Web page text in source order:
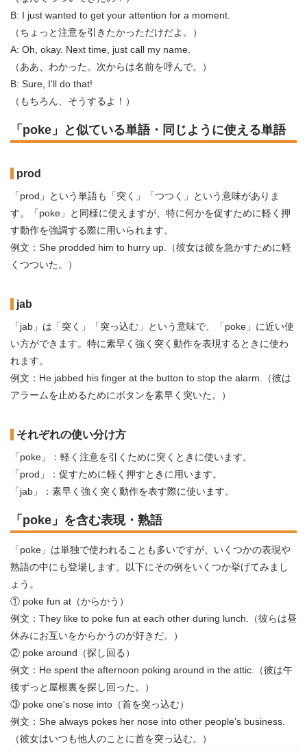
B: I just wanted to get your attention for a moment.
（ちょっと注意を引きたかっただけだよ。）
A: Oh, okay. Next time, just call my name.
（ああ、わかった。次からは名前を呼んで。）
B: Sure, I'll do that!
（もちろん、そうするよ！）
「poke」と似ている単語・同じように使える単語
prod
「prod」という単語も「突く」「つつく」という意味がありま
す。「poke」と同様に使えますが、特に何かを促すために軽く押
す動作を強調する際に用いられます。
例文：She prodded him to hurry up.（彼女は彼を急かすために軽
くつついた。）
jab
「jab」は「突く」「突っ込む」という意味で、「poke」に近い使
い方ができます。特に素早く強く突く動作を表現するときに使わ
れます。
例文：He jabbed his finger at the button to stop the alarm.（彼は
アラームを止めるためにボタンを素早く突いた。）
それぞれの使い分け方
「poke」：軽く注意を引くために突くときに使います。
「prod」：促すために軽く押すときに用います。
「jab」：素早く強く突く動作を表す際に使います。
「poke」を含む表現・熟語
「poke」は単独で使われることも多いですが、いくつかの表現や
熟語の中にも登場します。以下にその例をいくつか挙げてみまし
ょう。
① poke fun at（からかう）
例文：They like to poke fun at each other during lunch.（彼らは昼
休みにお互いをからかうのが好きだ。）
② poke around（探し回る）
例文：He spent the afternoon poking around in the attic.（彼は午
後ずっと屋根裏を探し回った。）
③ poke one's nose into（首を突っ込む）
例文：She always pokes her nose into other people's business.
（彼女はいつも他人のことに首を突っ込む。）